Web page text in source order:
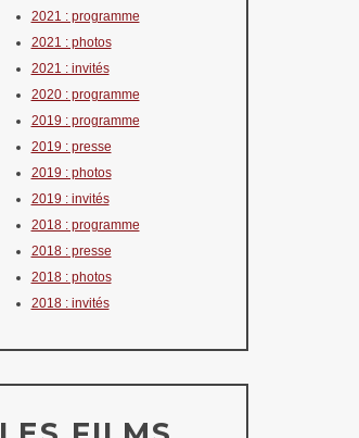
2021 : programme
2021 : photos
2021 : invités
2020 : programme
2019 : programme
2019 : presse
2019 : photos
2019 : invités
2018 : programme
2018 : presse
2018 : photos
2018 : invités